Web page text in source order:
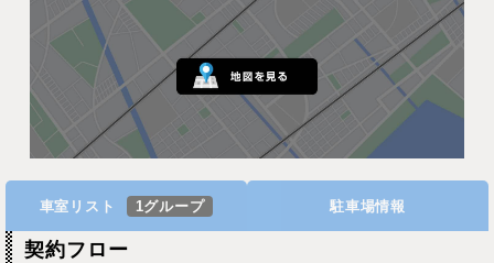
車室リスト 1グループ 駐車場情報
契約フロー